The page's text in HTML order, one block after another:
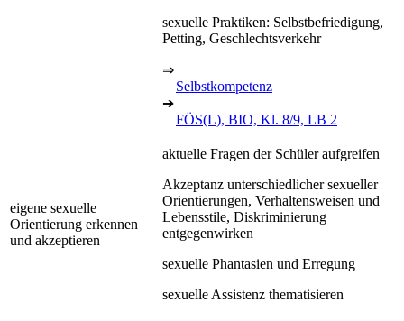
sexuelle Praktiken: Selbstbefriedigung,
Petting, Geschlechtsverkehr
⇒
Selbstkompetenz
➔
FÖS(L), BIO, Kl. 8/9, LB 2
eigene sexuelle
Orientierung erkennen
und akzeptieren
aktuelle Fragen der Schüler aufgreifen
Akzeptanz unterschiedlicher sexueller
Orientierungen, Verhaltensweisen und
Lebensstile, Diskriminierung
entgegenwirken
sexuelle Phantasien und Erregung
sexuelle Assistenz thematisieren